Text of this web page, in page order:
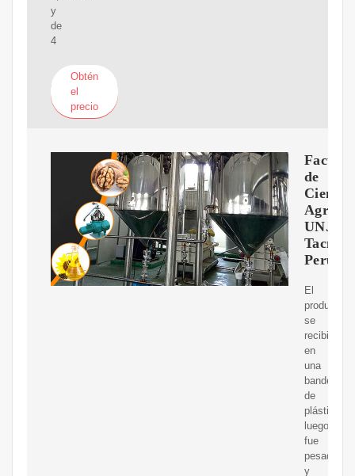
y
de
4
Obtén
el
precio
de
Tacna-
Perú
El
producto
se
recibió
en
una
bandeja
de
plástico,
luego
fue
pesado
y